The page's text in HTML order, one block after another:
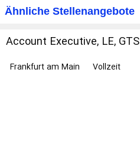
Ähnliche Stellenangebote
Account Executive, LE, GTS
Frankfurt am Main Vollzeit